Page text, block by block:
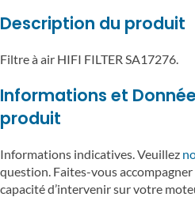
Description du produit
Filtre à air HIFI FILTER SA17276.
Informations et
produit
Informations indicatives. Veuillez
question. Faites-vous accompagner
capacité d’intervenir sur votre